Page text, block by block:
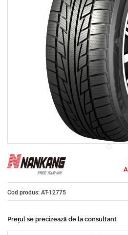
Cod produs: AT-12775
Prețul se precizează de la consultant